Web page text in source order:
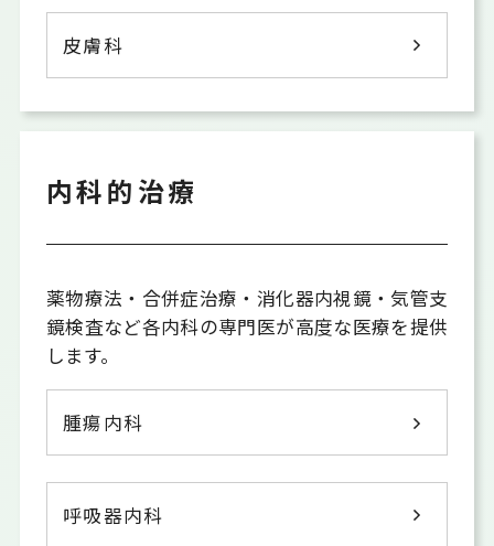
皮膚科
内科的治療
薬物療法・合併症治療・消化器内視鏡・気管支
鏡検査など各内科の専門医が高度な医療を提供
します。
腫瘍内科
呼吸器内科